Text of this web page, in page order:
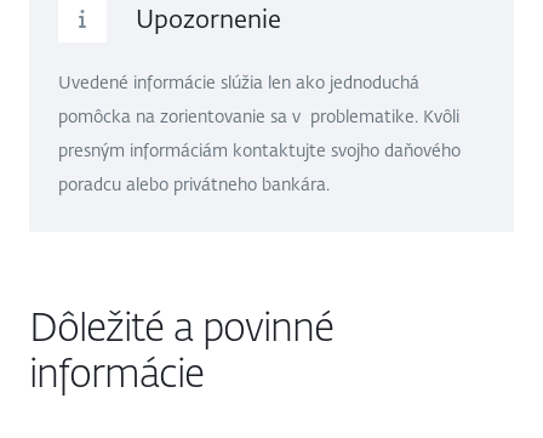
Upozornenie
Uvedené informácie slúžia len ako jednoduchá
pomôcka na zorientovanie sa v problematike. Kvôli
presným informáciám kontaktujte svojho daňového
poradcu alebo privátneho bankára.
Dôležité a povinné
informácie